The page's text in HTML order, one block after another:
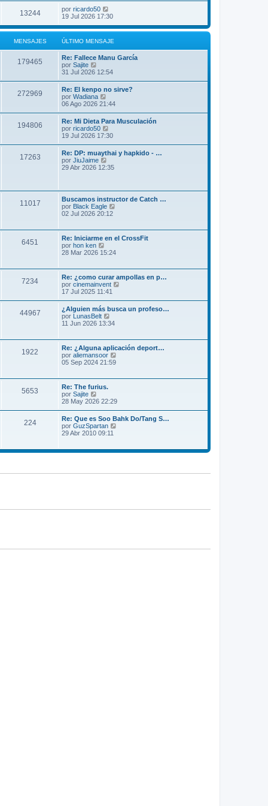
13244 por ricardo50
19 Jul 2026 17:30
MENSAJES ÚLTIMO MENSAJE
179465
Re: Fallece Manu García
por Sajite
e
l
t
i
m
o
m
e
n
s
a
j
e
31 Jul 2026 12:54
272969
Re: El kenpo no sirve?
por Wadiana
e
l
t
i
m
o
e
a
j
e
06 Ago 2026 21:44
194806
Re: Mi Dieta Para Musculación
por ricardo50
e
l
t
i
m
e
n
s
j
e
19 Jul 2026 17:30
17263
Re: DP: muaythai y hapkido - …
por JiuJaime
e
i
m
o
e
n
a
e
29 Abr 2026 12:35
11017
Buscamos instructor de Catch …
por Black Eagle
t
m
m
e
n
a
j
e
02 Jul 2026 20:12
6451
Re: Iniciarme en el CrossFit
por hon ken
e
t
i
m
o
m
e
n
a
j
e
28 Mar 2026 15:24
7234
Re: ¿como curar ampollas en p…
por cinemainvent
l
o
m
a
17 Jul 2025 11:41
44967
¿Alguien más busca un profeso…
por LunasBelt
e
l
t
i
m
m
s
a
e
11 Jun 2026 13:34
1922
Re: ¿Alguna aplicación deport…
por aliemansoor
m
o
m
a
j
05 Sep 2024 21:59
5653
Re: The furius.
por Sajite
e
ú
l
t
i
o
n
28 May 2026 22:29
224
Re: Que es Soo Bahk Do/Tang S…
por GuzSpartan
l
m
s
29 Abr 2010 09:11